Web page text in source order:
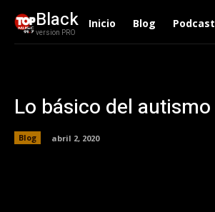
Black
version PRO
Inicio Blog Podcast
Lo básico del autismo
Blog abril 2, 2020